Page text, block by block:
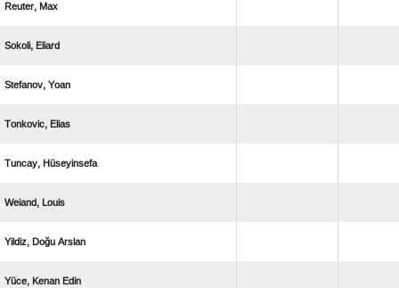
 
 
 
 
 
 
  
  